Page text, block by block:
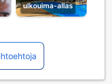
ulkouima-allas